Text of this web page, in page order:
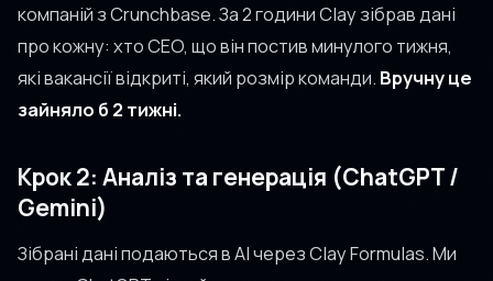
компаній з Crunchbase. За 2 години Clay зібрав дані
про кожну: хто CEO, що він постив минулого тижня,
які вакансії відкриті, який розмір команди. Вручну це
зайняло б 2 тижні.
Крок 2: Аналіз та генерація (ChatGPT /
Gemini)
Зібрані дані подаються в AI через Clay Formulas. Ми